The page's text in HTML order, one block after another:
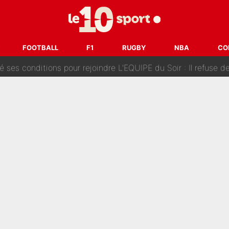
FOOTBALL F1 RUGBY NBA
Voice Kids : Contacté par Matt Pokora, Kylian Mbappé a
terminé, DAZN a fait son choix pour Benjamin Da Silva et
conditions pour rejoindre L'EQUIPE du Soir : Il refuse de faire